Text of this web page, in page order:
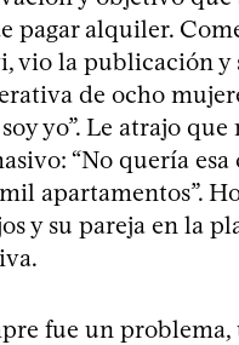
pagar alquiler.
vio la publicación y
de ocho
yo”. Le atrajo que
“No quería esa
apartamentos”.
y su pareja en la
fue un problema,